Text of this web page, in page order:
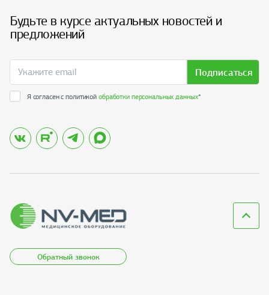
Будьте в курсе актуальных новостей и
предложений
Подписаться
Я согласен с политикойобработки персональных данных*
Обратный звонок